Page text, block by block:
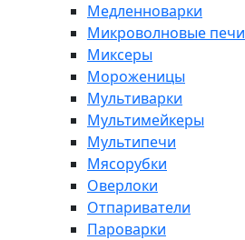
Медленноварки
Микроволновые печи
Миксеры
Мороженицы
Мультиварки
Мультимейкеры
Мультипечи
Мясорубки
Оверлоки
Отпариватели
Пароварки